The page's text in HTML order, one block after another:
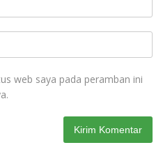
web saya pada peramban ini